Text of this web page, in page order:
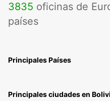
3835 oficinas de
países
Principales Países
Principales ciudades en